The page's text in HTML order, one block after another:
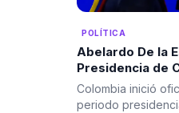
POLÍTICA
Abelardo De la
Presidencia de
Manuel
como
Colombia inició
periodo